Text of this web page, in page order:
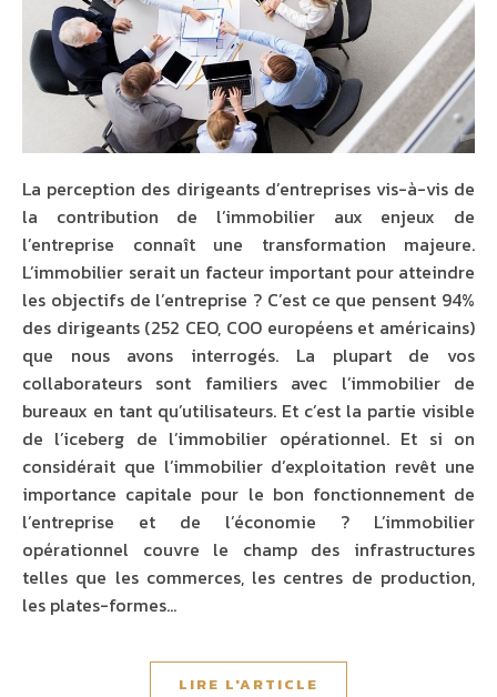
La perception des dirigeants d’entreprises vis-à-vis de
la contribution de l’immobilier aux enjeux de
l’entreprise connaît une transformation majeure.
L’immobilier serait un facteur important pour atteindre
les objectifs de l’entreprise ? C’est ce que pensent 94%
des dirigeants (252 CEO, COO européens et américains)
que nous avons interrogés. La plupart de vos
collaborateurs sont familiers avec l’immobilier de
bureaux en tant qu’utilisateurs. Et c’est la partie visible
de l’iceberg de l’immobilier opérationnel. Et si on
considérait que l’immobilier d’exploitation revêt une
importance capitale pour le bon fonctionnement de
l’entreprise et de l’économie ? L’immobilier
opérationnel couvre le champ des infrastructures
telles que les commerces, les centres de production,
les plates-formes…
LIRE L'ARTICLE